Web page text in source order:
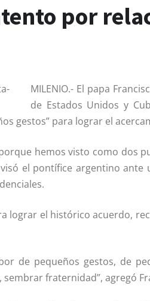
por
MILENIO.- El papa
de Estados Unidos y
gestos” para lograr el
hemos visto como dos
el pontí­fice argentino
lograr el histórico acuerdo,
de pequeños gestos, de
fraternidad”, agregó